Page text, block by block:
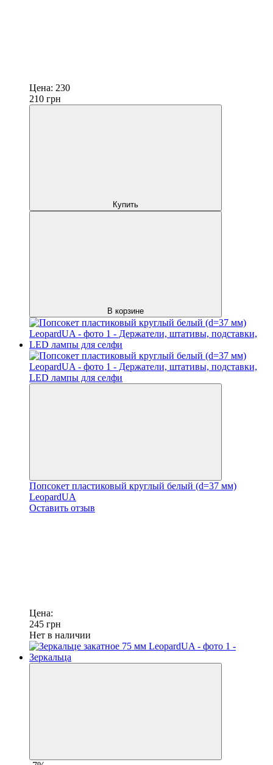
Цена: 230
210 грн
Купить
В корзине
Попсокет пластиковый круглый белый (d=37 мм)
LeopardUA
Оставить отзыв
Цена:
245 грн
Нет в наличии